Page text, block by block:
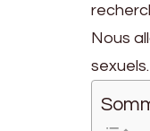
Nous
sexuels.